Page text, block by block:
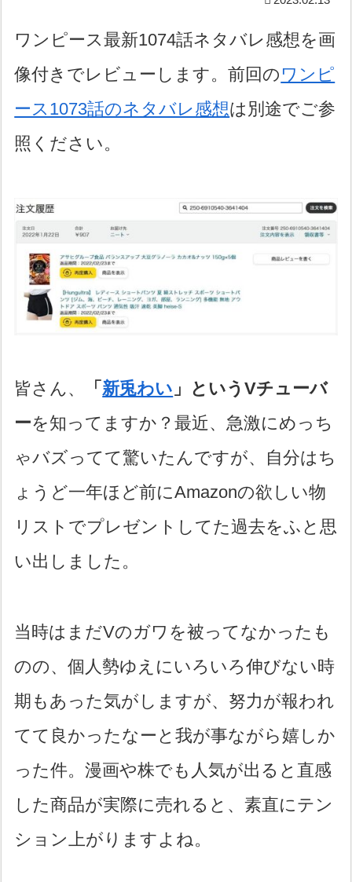
ワンピース最新1074話ネタバレ感想を画
像付きでレビューします。前回の ワンピ
ース1073話のネタバレ感想は別途でご参
照ください。
皆さん、 「新兎わい 」というVチューバ
ーを知ってますか？最近、急激にめっち
ゃバズってて驚いたんですが、自分はち
ょうど一年ほど前にAmazonの欲しい物
リストでプレゼントしてた過去をふと思
い出しました。
当時はまだVのガワを被ってなかったも
のの、個人勢ゆえにいろいろ伸びない時
期もあった気がしますが、努力が報われ
てて良かったなーと我が事ながら嬉しか
った件。漫画や株でも人気が出ると直感
した商品が実際に売れると、素直にテン
ション上がりますよね。